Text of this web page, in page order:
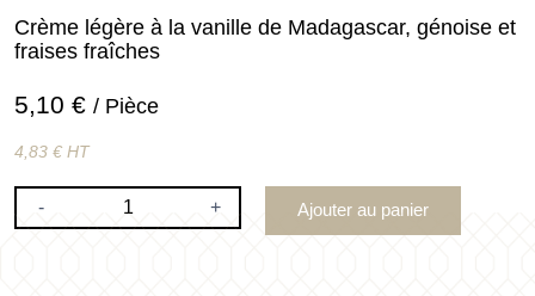
Crème légère à la vanille de Madagascar, génoise et
fraises fraîches
5,10 € / Pièce
4,83 € HT
- + Ajouter au panier